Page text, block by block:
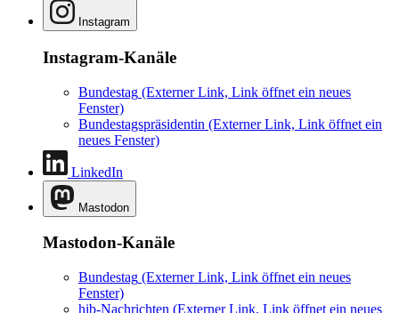
Instagram
Instagram-Kanäle
Bundestag (Externer Link, Link öffnet ein neues
Fenster)
Bundestagspräsidentin (Externer Link, Link öffnet ein
neues Fenster)
LinkedIn
Mastodon
Mastodon-Kanäle
Bundestag (Externer Link, Link öffnet ein neues
Fenster)
hib-Nachrichten (Externer Link, Link öffnet ein neues